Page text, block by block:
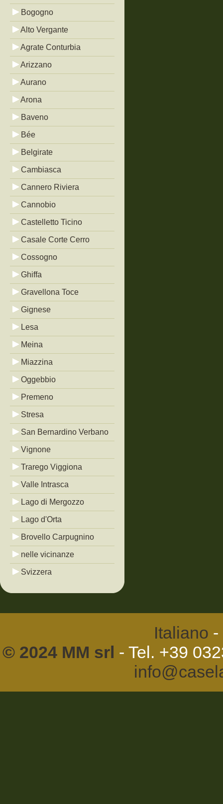
Bogogno
Alto Vergante
Agrate Conturbia
Arizzano
Aurano
Arona
Baveno
Bée
Belgirate
Cambiasca
Cannero Riviera
Cannobio
Castelletto Ticino
Casale Corte Cerro
Cossogno
Ghiffa
Gravellona Toce
Gignese
Lesa
Meina
Miazzina
Oggebbio
Premeno
Stresa
San Bernardino Verbano
Vignone
Trarego Viggiona
Valle Intrasca
Lago di Mergozzo
Lago d'Orta
Brovello Carpugnino
nelle vicinanze
Svizzera
Italiano -
© 2024 MM srl - Tel. +39